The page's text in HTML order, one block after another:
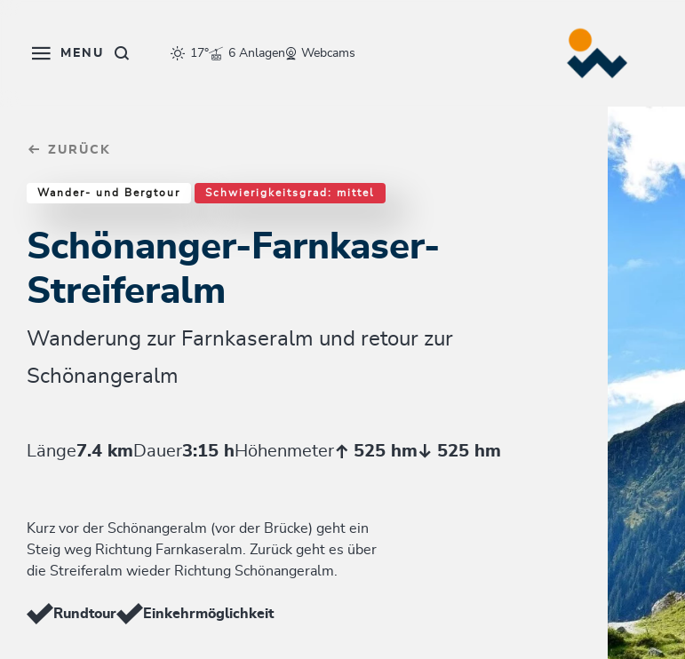
MENU 17° 6 Anlagen Webcams
ZURÜCK
Wander- und Bergtour Schwierigkeitsgrad: mittel
Schönanger-Farnkaser-
Streiferalm
Wanderung zur Farnkaseralm und retour zur
Schönangeralm
Länge7.4 km Dauer3:15 h Höhenmeter 525 hm 525 hm
Kurz vor der Schönangeralm (vor der Brücke) geht ein
Steig weg Richtung Farnkaseralm. Zurück geht es über
die Streiferalm wieder Richtung Schönangeralm.
Rundtour Einkehrmöglichkeit